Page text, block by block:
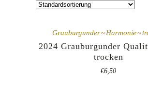
Grauburgunder Harmonie
2024 Grauburgunder
trocken
€6,50